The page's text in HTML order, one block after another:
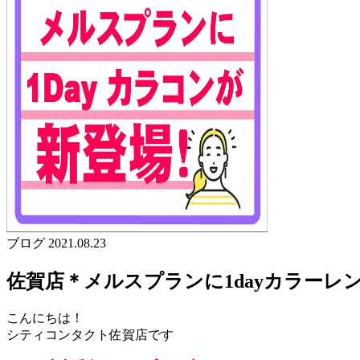
ブログ 2021.08.23
佐賀店＊メルスプランに1dayカラーレ
こんにちは！
シティコンタクト佐賀店です